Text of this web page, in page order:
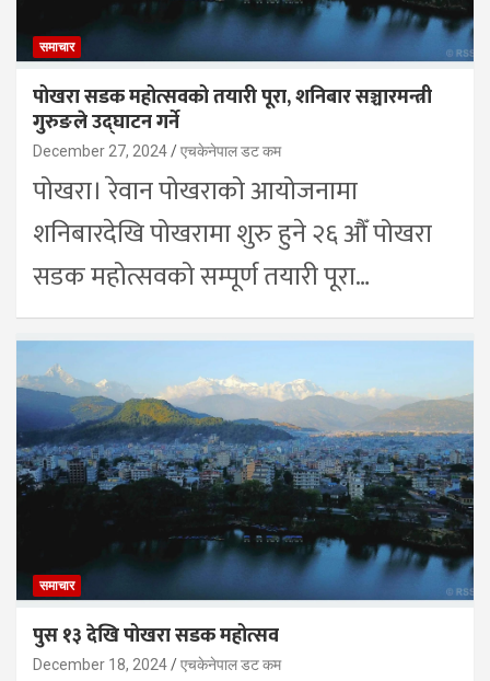
समाचार
पोखरा सडक महोत्सवको तयारी पूरा, शनिबार सञ्चारमन्त्री
गुरुङले उद्घाटन गर्ने
December 27, 2024 एचकेनेपाल डट कम
पोखरा। रेवान पोखराको आयोजनामा
शनिबारदेखि पोखरामा शुरु हुने २६ औँ पोखरा
सडक महोत्सवको सम्पूर्ण तयारी पूरा…
समाचार
पुस १३ देखि पोखरा सडक महोत्सव
December 18, 2024 एचकेनेपाल डट कम